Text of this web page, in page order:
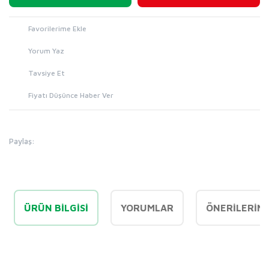
Yorum Yaz
Tavsiye Et
Fiyatı Düşünce Haber Ver
Paylaş:
ÜRÜN BILGISI YORUMLAR